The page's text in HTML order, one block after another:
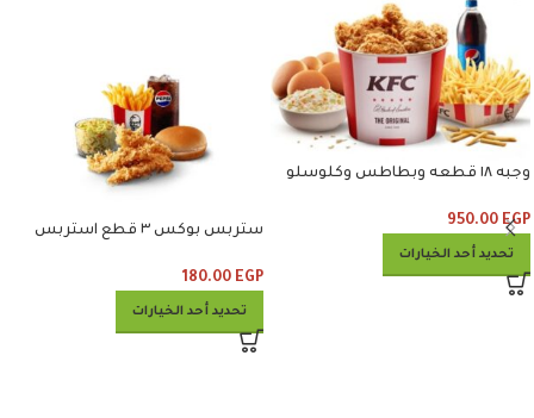
وجبه ١٨ قطعه وبطاطس وكلوسلو
950.00 EGP
تحديد أحد الخيارات
ستربس بوكس ٣ قطع استربس
180.00 EGP
تحديد أحد الخيارات